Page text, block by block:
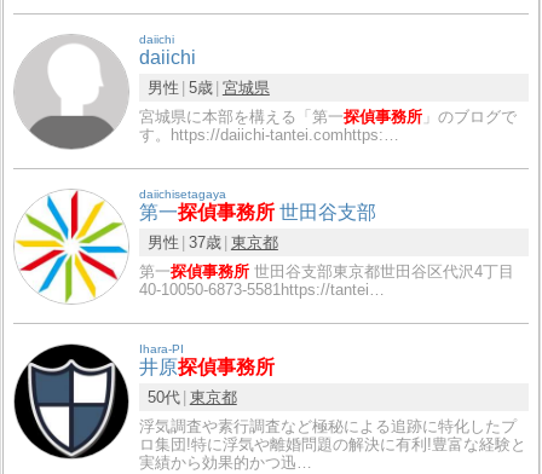
daiichi
daiichi
男性 5歳 宮城県
宮城県に本部を構える「第一探偵事務所 」のブログで
す。https://daiichi-tantei.comhttps:…
daiichisetagaya
第一探偵事務所 世田谷支部
男性 37歳 東京都
第一探偵事務所 世田谷支部東京都世田谷区代沢4丁目
40-10050-6873-5581https://tantei…
Ihara-PI
井原探偵事務所
50代 東京都
浮気調査や素行調査など極秘による追跡に特化したプ
ロ集団!特に浮気や離婚問題の解決に有利!豊富な経験と
実績から効果的かつ迅…